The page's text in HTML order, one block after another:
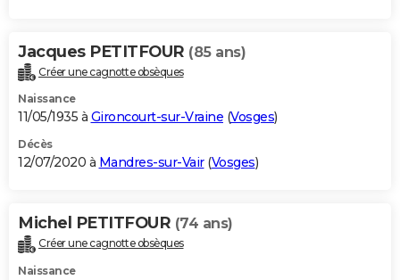
Jacques PETITFOUR (85 ans)
Créer une cagnotte obsèques
Naissance
11/05/1935 à Gironcourt-sur-Vraine (Vosges)
Décès
12/07/2020 à Mandres-sur-Vair(Vosges)
Michel PETITFOUR (74 ans)
Créer une cagnotte obsèques
Naissance